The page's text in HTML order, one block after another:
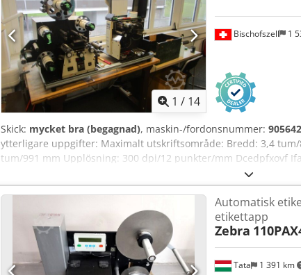
1 / 14
Bischofszell 1
Skick: mycket bra (begagnad), maskin-/fordonsnummer:
ytterligare uppgifter: Maximalt utskriftsområde: Bredd: 3,4
tum/991 mm Upplösning: 300 dpi/12 punkter/mm Dcedpfxovf
tum/203 mm per sekund Etikett- och bärarbredd: 0,79 tum/20
tum/20 mm–3,4 tum/87 mm
Tata 1 391 km
Automatisk
etikettapp
Zebra